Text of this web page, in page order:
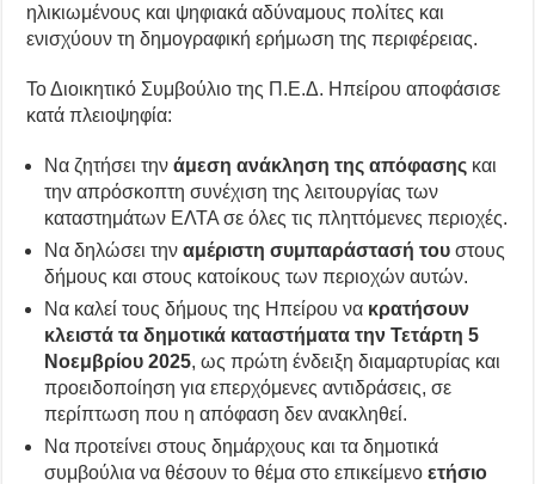
ηλικιωμένους και ψηφιακά αδύναμους πολίτες και
ενισχύουν τη δημογραφική ερήμωση της περιφέρειας.
Το Διοικητικό Συμβούλιο της Π.Ε.Δ. Ηπείρου αποφάσισε
κατά πλειοψηφία:
Να ζητήσει τηνάμεση ανάκληση της απόφασης και
την απρόσκοπτη συνέχιση της λειτουργίας των
καταστημάτων ΕΛΤΑ σε όλες τις πληττόμενες περιοχές.
Να δηλώσει τηναμέριστη συμπαράστασή του στους
δήμους και στους κατοίκους των περιοχών αυτών.
Να καλεί τους δήμους της Ηπείρου να κρατήσουν
κλειστά τα δημοτικά καταστήματα την Τετάρτη 5
Νοεμβρίου 2025, ως πρώτη ένδειξη διαμαρτυρίας και
προειδοποίηση για επερχόμενες αντιδράσεις, σε
περίπτωση που η απόφαση δεν ανακληθεί.
Να προτείνει στους δημάρχους και τα δημοτικά
συμβούλια να θέσουν το θέμα στο επικείμενοετήσιο